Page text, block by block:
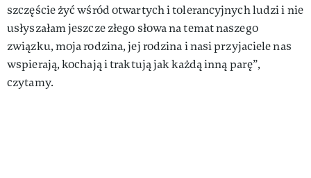
szczęście żyć wśród otwartych i tolerancyjnych ludzi i nie
usłyszałam jeszcze złego słowa na temat naszego
związku, moja rodzina, jej rodzina i nasi przyjaciele nas
wspierają, kochają i traktują jak każdą inną parę”,
czytamy.